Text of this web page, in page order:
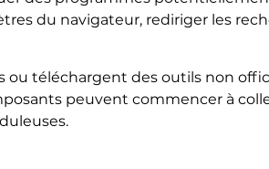
du navigateur, rediriger les
téléchargent des outils non
peuvent commencer à